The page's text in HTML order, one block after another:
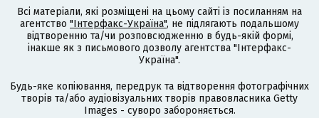
Всі матеріали, які розміщені на цьому сайті із посиланням на
агентство "Інтерфакс-Україна", не підлягають подальшому
відтворенню та/чи розповсюдженню в будь-якій формі,
інакше як з письмового дозволу агентства "Інтерфакс-
Україна".
Будь-яке копіювання, передрук та відтворення фотографічних
творів та/або аудіовізуальних творів правовласника Getty
Images - суворо забороняється.